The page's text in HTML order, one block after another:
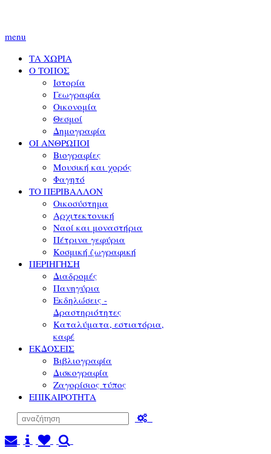
menu
ΤΑ ΧΩΡΙΑ
Ο ΤΟΠΟΣ
Ιστορία
Γεωγραφία
Οικονομία
Θεσμοί
Δημογραφία
ΟΙ ΑΝΘΡΩΠΟΙ
Βιογραφίες
Μουσική και χορός
Φαγητό
ΤΟ ΠΕΡΙΒΑΛΛΟΝ
Οικοσύστημα
Αρχιτεκτονική
Ναοί και μοναστήρια
Πέτρινα γεφύρια
Κοσμική ζωγραφική
ΠΕΡΙΗΓΗΣΗ
Διαδρομές
Πανηγύρια
Εκδηλώσεις -
Δραστηριότητες
Καταλύματα, εστιατόρια,
καφέ
ΕΚΔΟΣΕΙΣ
Βιβλιογραφία
Δισκογραφία
Ζαγορίσιος τύπος
ΕΠΙΚΑΙΡΟΤΗΤΑ